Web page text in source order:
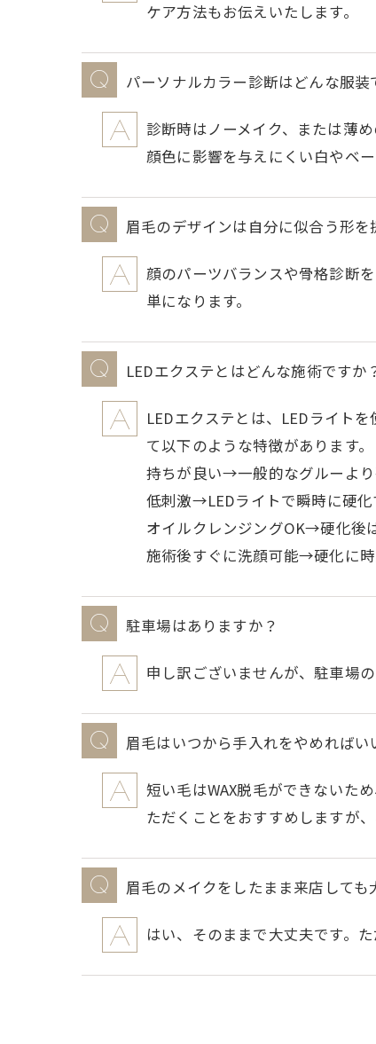
ケア方法もお伝えいたします。
パーソナルカラー診断はどんな服装
診断時はノーメイク、または薄め
顔色に影響を与えにくい白やベ
眉毛のデザインは自分に似合う形を
顔のパーツバランスや骨格診断
単になります。
LEDエクステとはどんな施術ですか
LEDエクステとは、LEDライト
て以下のような特徴があります。
持ちが良い→一般的なグルーよ
低刺激→LEDライトで瞬時に硬
オイルクレンジングOK→硬化後
施術後すぐに洗顔可能→硬化に
駐車場はありますか？
申し訳ございませんが、駐車場
眉毛はいつから手入れをやめればい
短い毛はWAX脱毛ができないた
ただくことをおすすめしますが
眉毛のメイクをしたまま来店しても
はい、そのままで大丈夫です。